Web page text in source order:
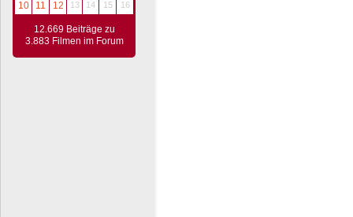
10
11 12 13 14 15 16
12.669 Beiträge zu
3.883 Filmen im Forum